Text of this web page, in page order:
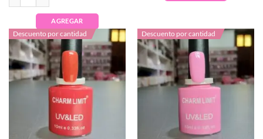
AGREGAR
Descuento por cantidad Descuento por cantidad